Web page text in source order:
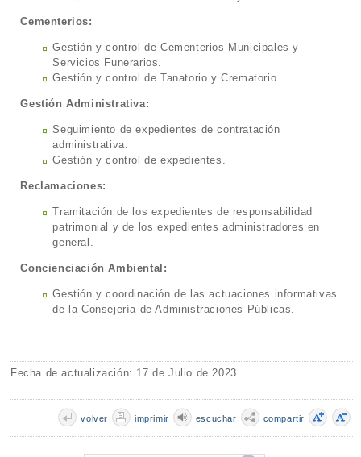
Cementerios:
Gestión y control de Cementerios Municipales y
Servicios Funerarios.
Gestión y control de Tanatorio y Crematorio.
Gestión Administrativa:
Seguimiento de expedientes de contratación
administrativa.
Gestión y control de expedientes.
Reclamaciones:
Tramitación de los expedientes de responsabilidad
patrimonial y de los expedientes administradores en
general.
Concienciación Ambiental:
Gestión y coordinación de las actuaciones informativas
de la Consejería de Administraciones Públicas.
Fecha de actualización: 17 de Julio de 2023
compartir
escuchar
imprimir
volver